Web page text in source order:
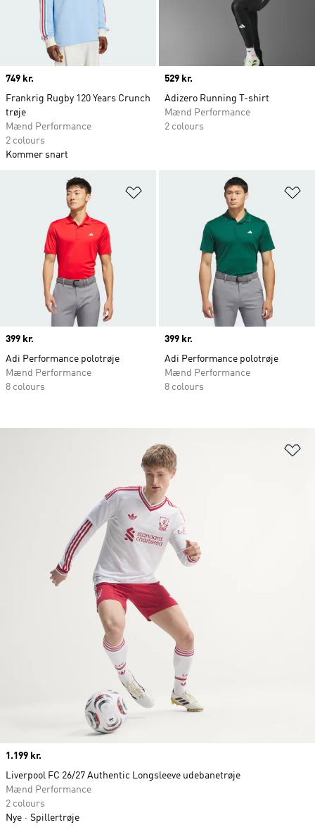
Price
749 kr.
Frankrig Rugby 120 Years Crunch
trøje
Mænd Performance
2 colours
Kommer snart
Price
529 kr.
Adizero Running T-shirt
Mænd Performance
2 colours
Føj til ønskeliste
Price
399 kr.
Adi Performance polotrøje
Mænd Performance
8 colours
Price
399 kr.
Adi Performance polotrøje
Mænd Performance
8 colours
Price
1.199 kr.
Liverpool FC 26/27 Authentic Longsleeve udebanetrøje
Mænd Performance
2 colours
Nye
Spillertrøje